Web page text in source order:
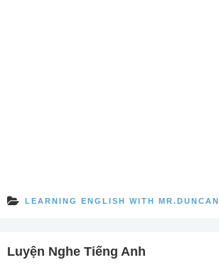
LEARNING ENGLISH WITH MR.DUNCAN
Luyện Nghe Tiếng Anh